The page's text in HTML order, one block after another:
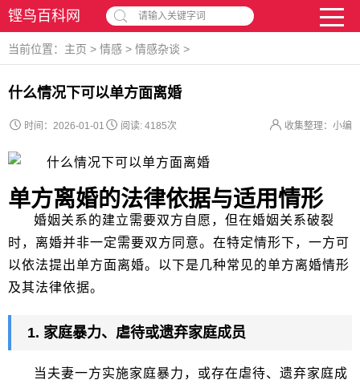
铿鸟百科网 请输入关键字词
当前位置： 主页 > 情感 > 情感杂谈 >
什么情况下可以单方面离婚
时间：2026-01-01 收集整理：小编
阅读: 4185次
单方离婚的法律依据与适用情形
婚姻关系的建立需要双方自愿，但在婚姻关系破裂
时，离婚并非一定需要双方同意。在特定情形下，一方可
以依法提出单方面离婚。以下是几种常见的单方离婚情形
及其法律依据。
1. 家庭暴力、虐待或遗弃家庭成员
当夫妻一方实施家庭暴力，或存在虐待、遗弃家庭成